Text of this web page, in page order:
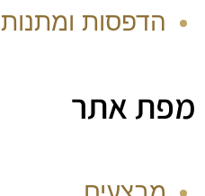
הדפסות ומתנות
מפת אתר